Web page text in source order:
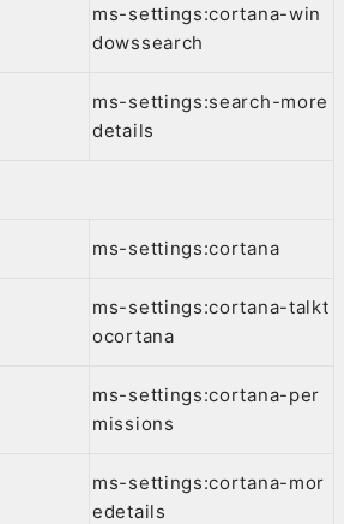
ms-settings:cortana-win
dowssearch
ms-settings:search-more
details
ms-settings:cortana
ms-settings:cortana-talkt
ocortana
ms-settings:cortana-per
missions
ms-settings:cortana-mor
edetails